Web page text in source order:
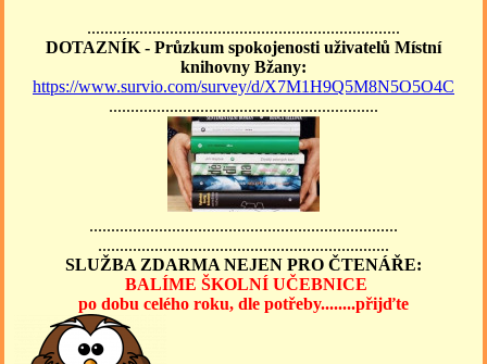
........................................................................
DOTAZNÍK - Průzkum spokojenosti uživatelů Místní
knihovny Bžany:
https://www.survio.com/survey/d/X7M1H9Q5M8N5O5O4C
..............................................................
.......................................................................
...................................................................
SLUŽBA ZDARMA NEJEN PRO ČTENÁŘE:
BALÍME ŠKOLNÍ UČEBNICE
po dobu celého roku, dle potřeby........přijďte